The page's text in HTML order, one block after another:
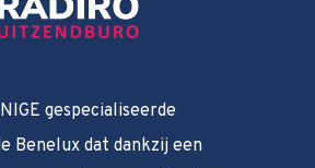
gespecialiseerde
Benelux dat dankzij een